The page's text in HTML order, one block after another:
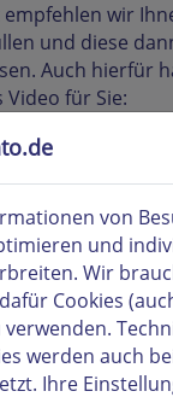
wir
und diese
Auch hierfür
für Sie:
externer
an YouTube
wir Ihre
von
und
Wir
Cookies
werden auch
Ihre